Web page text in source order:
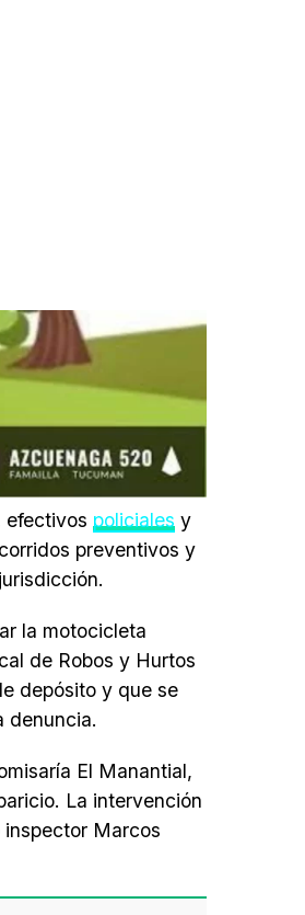
efectivos policiales y
preventivos y
la motocicleta
de Robos y Hurtos
depósito y que se
denuncia.
El Manantial,
La intervención
Marcos